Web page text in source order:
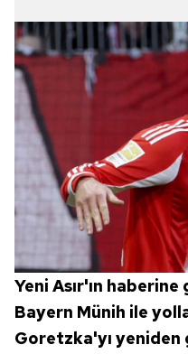
Yeni Asır'ın
Bayern Münih ile
Goretzka'yı yeniden